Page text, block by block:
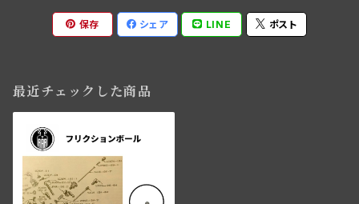
保存 シェア LINE ポスト
最近チェックした商品